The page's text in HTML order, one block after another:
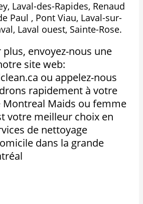
Laval-des-Rapides, Renaud
Paul , Pont Viau, Laval-sur-
Laval ouest, Sainte-Rose.
plus, envoyez-nous une
site web:
ou appelez-nous
rapidement à votre
Montreal Maids ou femme
votre meilleur choix en
de nettoyage
dans la grande